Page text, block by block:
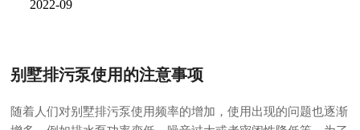
2022-09
别墅排污泵使用的注意事项
随着人们对别墅排污泵使用频率的增加，使用出现的问题也逐渐